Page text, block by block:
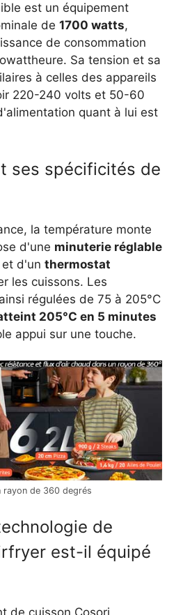
est un équipement
de 1700 watts,
de consommation
Sa tension et sa
à celles des appareils
220-240 volts et 50-60
quant à lui est
ses spécificités de
la température monte
d'une minuterie réglable
d'un thermostat
les cuissons. Les
régulées de 75 à 205°C
205°C en 5 minutes
appui sur une touche.
rayon de 360 degrés
de
est-il équipé